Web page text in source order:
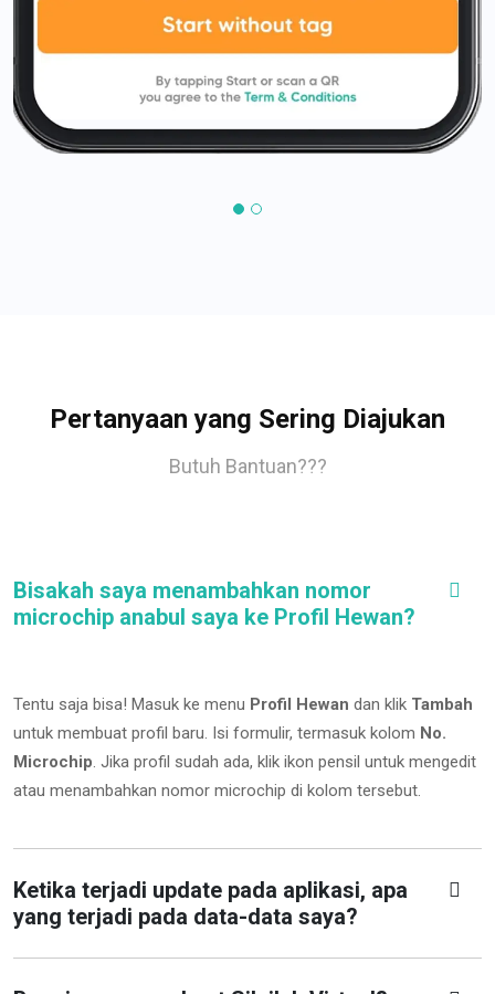
Pertanyaan yang Sering Diajukan
Butuh Bantuan???
Bisakah saya menambahkan nomor
microchip anabul saya ke Profil Hewan?
Tentu saja bisa! Masuk ke menu Profil Hewan dan klik Tambah
untuk membuat profil baru. Isi formulir, termasuk kolom No.
Microchip. Jika profil sudah ada, klik ikon pensil untuk mengedit
atau menambahkan nomor microchip di kolom tersebut.
Ketika terjadi update pada aplikasi, apa
yang terjadi pada data-data saya?